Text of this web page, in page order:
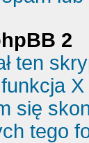
2
ten
się
tego